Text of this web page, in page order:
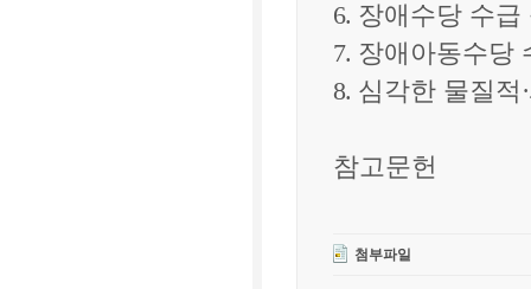
6. 장애수당 수급
7. 장애아동수당
8. 심각한 물질적 ·
참고문헌
첨부파일